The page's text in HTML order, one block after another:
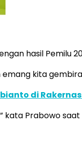
hasil Pemilu
kita
di
kata Prabowo